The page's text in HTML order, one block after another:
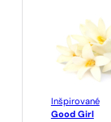
Inšpirované
Good Girl